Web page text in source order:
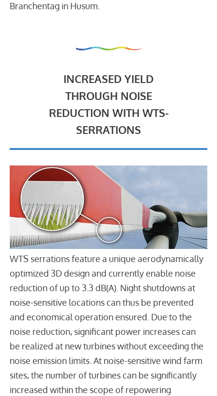
Branchentag in Husum.
INCREASED YIELD
THROUGH NOISE
REDUCTION WITH WTS-
SERRATIONS
WTS serrations feature a unique aerodynamically
optimized 3D design and currently enable noise
reduction of up to 3.3 dB(A). Night shutdowns at
noise-sensitive locations can thus be prevented
and economical operation ensured. Due to the
noise reduction, significant power increases can
be realized at new turbines without exceeding the
noise emission limits. At noise-sensitive wind farm
sites, the number of turbines can be significantly
increased within the scope of repowering